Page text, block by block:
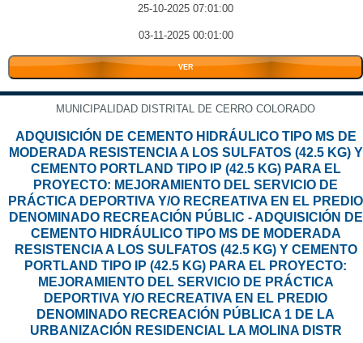
25-10-2025 07:01:00
03-11-2025 00:01:00
VER
MUNICIPALIDAD DISTRITAL DE CERRO COLORADO
ADQUISICIÓN DE CEMENTO HIDRÁULICO TIPO MS DE
MODERADA RESISTENCIA A LOS SULFATOS (42.5 KG) Y
CEMENTO PORTLAND TIPO IP (42.5 KG) PARA EL
PROYECTO: MEJORAMIENTO DEL SERVICIO DE
PRÁCTICA DEPORTIVA Y/O RECREATIVA EN EL PREDIO
DENOMINADO RECREACIÓN PÚBLIC - ADQUISICIÓN DE
CEMENTO HIDRÁULICO TIPO MS DE MODERADA
RESISTENCIA A LOS SULFATOS (42.5 KG) Y CEMENTO
PORTLAND TIPO IP (42.5 KG) PARA EL PROYECTO:
MEJORAMIENTO DEL SERVICIO DE PRÁCTICA
DEPORTIVA Y/O RECREATIVA EN EL PREDIO
DENOMINADO RECREACIÓN PÚBLICA 1 DE LA
URBANIZACIÓN RESIDENCIAL LA MOLINA DISTR